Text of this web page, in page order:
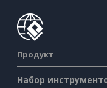
Продукт
Набор